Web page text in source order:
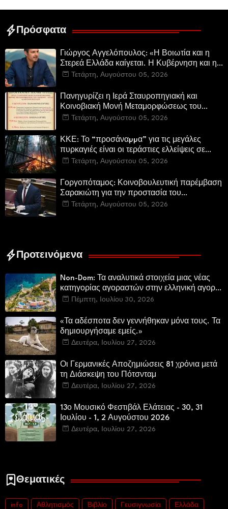
Πρόσφατα
Γιώργος Αγγελόπουλος: «Η Βοιωτία και η
Στερεά Ελλάδα καίγεται. Η Κυβέρνηση και η
Περιφερειακή Αρχή αυτοθαυμάζονται.»
Τετάρτη, Αυγούστου 05, 2026
Πανηγυρίζει η Ιερά Σταυροπηγιακή και
Κοινοβιακή Μονή Μεταμορφώσεως του
Σωτήρος Καμενων Βουρλων (Μονή Αγιάς ή
Τετάρτη, Αυγούστου 05, 2026
ΚΚΕ: Το “προσάναµµα” για τις μεγάλες
πυρκαγιές είναι οι τεράστιες ελλείψεις σε
µέσα και προσωπικό στην Πυροσβεστική και
Τετάρτη, Αυγούστου 05, 2026
Γοργοπόταμος: Κοινοβουλευτική παρέμβαση
Σαρακιώτη για την προστασία του
εμβληματικού φυσικού και ιστορικού
Τετάρτη, Αυγούστου 05, 2026
Προτεινόμενα
Non-Dom: Τα αναλυτικά στοιχεία μιας νέας
κατηγορίας αγοραστών στην ελληνική αγορά
πολυτελών κατοικιών
Πέμπτη, Ιουλίου 30, 2026
«Τα αδέσποτα δεν γεννήθηκαν μόνα τους. Τα
δημιουργήσαμε εμείς.»
Δευτέρα, Ιουλίου 27, 2026
Οι Γερμανικές Αποζημιώσεις 81 χρόνια μετά
τη Διάσκεψη του Πότσνταμ
Δευτέρα, Ιουλίου 27, 2026
13ο Μουσικό Φεστιβάλ Ελάτειας - 30, 31
Ιουλίου - 1, 2 Αυγούστου 2026
Δευτέρα, Ιουλίου 27, 2026
Θεματικές
info Αθλητισμός Βιβλίο Γευσιγνωσία Ελλάδα